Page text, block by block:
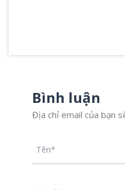
Bình luận
Địa chỉ email của bạn